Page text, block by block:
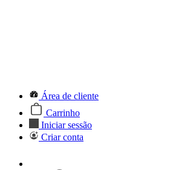
Área de cliente
Carrinho
Iniciar sessão
Criar conta